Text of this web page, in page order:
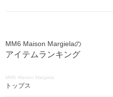
ヨガ・フィットネス(10)
水着・ビーチグッズ(3)
MM6 Maison Margielaの
アイテムランキング
MM6 Maison Margiela
トップス